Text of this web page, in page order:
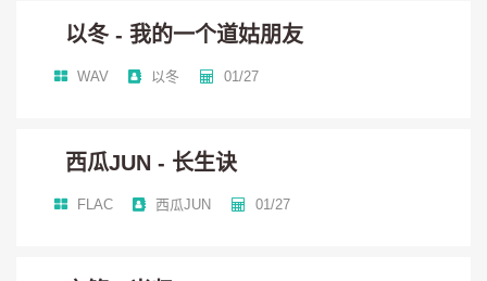
分轨混音：wuli包子
天地流光在一瞬幻化
以冬 - 我的一个道姑朋友
WAV 以冬 01/27
西瓜JUN - 长生诀
FLAC 西瓜JUN 01/27